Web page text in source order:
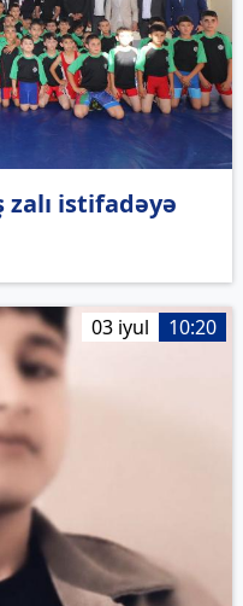
zalı istifadəyə
03 iyul 10:20